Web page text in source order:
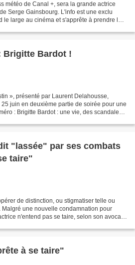
météo de Canal +, sera la grande actrice
Serge Gainsbourg. L'info est une exclu
le large au cinéma et s'apprête à prendre la
Brigitte Bardot !
», présenté par Laurent Delahousse,
juin en deuxième partie de soirée pour une
: Brigitte Bardot : une vie, des scandales .
"lassée" par ses combats
taire"
de distinction, ou stigmatiser telle ou
une nouvelle condamnation pour
n'entend pas se taire, selon son avocat
à se taire"